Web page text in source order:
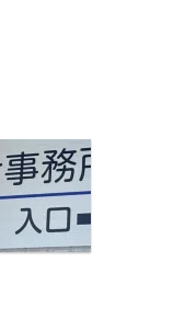
金
～
が要介護者にな
）～傷病手当金